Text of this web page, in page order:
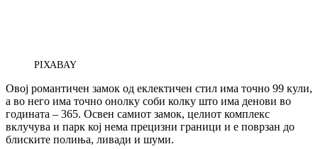
PIXABAY
Овој романтичен замок од еклектичен стил има точно 99 кули,
а во него има точно онолку соби колку што има денови во
годината – 365. Освен самиот замок, целиот комплекс
вклучува и парк кој нема прецизни граници и е поврзан до
блиските полиња, ливади и шуми.